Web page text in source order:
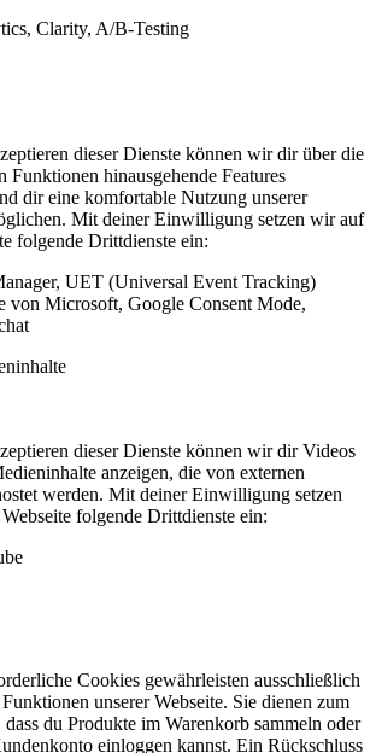
Clarity, A/B-Testing
dieser Dienste können wir dir über die
Funktionen hinausgehende Features
dir eine komfortable Nutzung unserer
Mit deiner Einwilligung setzen wir auf
folgende Drittdienste ein:
UET (Universal Event Tracking)
von Microsoft, Google Consent Mode,
dieser Dienste können wir dir Videos
anzeigen, die von externen
werden. Mit deiner Einwilligung setzen
folgende Drittdienste ein:
Cookies gewährleisten ausschließlich
unserer Webseite. Sie dienen zum
du Produkte im Warenkorb sammeln oder
einloggen kannst. Ein Rückschluss